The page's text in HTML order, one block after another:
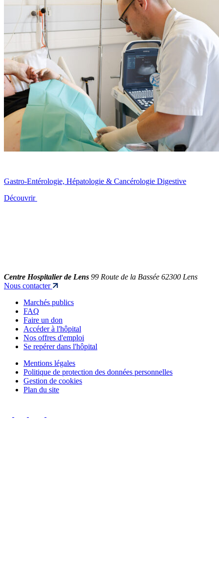
Gastro-Entérologie, Hépatologie & Cancérologie Digestive
Découvrir
Centre Hospitalier de Lens 99 Route de la Bassée 62300 Lens
Nous contacter
Marchés publics
FAQ
Faire un don
Accéder à l'hôpital
Nos offres d'emploi
Se repérer dans l'hôpital
Mentions légales
Politique de protection des données personnelles
Gestion de cookies
Plan du site